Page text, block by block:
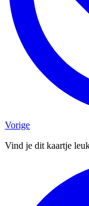
Vorige
Vind je dit kaartje